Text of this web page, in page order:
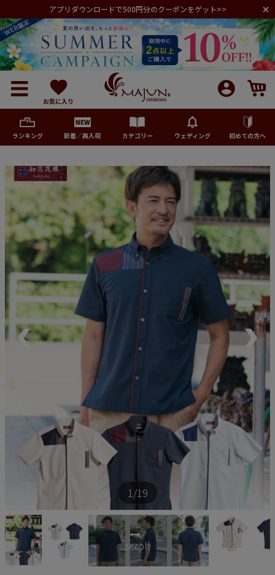
アプリダウンロードで500円分のクーポンをゲット>>
お気に入り
ランキング 新着／再入荷 カテゴリー ウェディング 初めての方へ
メンズ
レディース
キッズ
ペア商品
ランキング
アウトレット
サイズから探す
レーベルから探す
1 /19
scroll